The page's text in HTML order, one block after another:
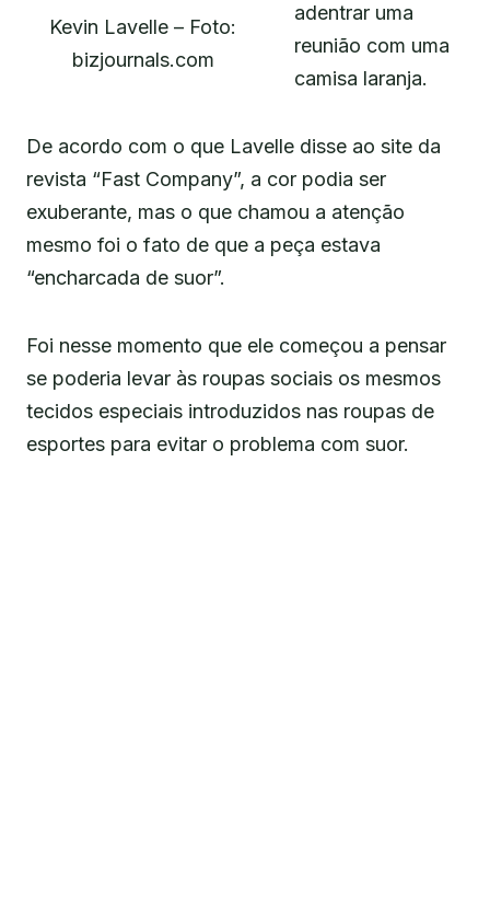
Kevin Lavelle – Foto:
bizjournals.com
adentrar uma
reunião com uma
camisa laranja.
De acordo com o que Lavelle disse ao site da
revista “Fast Company”, a cor podia ser
exuberante, mas o que chamou a atenção
mesmo foi o fato de que a peça estava
“encharcada de suor”.
Foi nesse momento que ele começou a pensar
se poderia levar às roupas sociais os mesmos
tecidos especiais introduzidos nas roupas de
esportes para evitar o problema com suor.